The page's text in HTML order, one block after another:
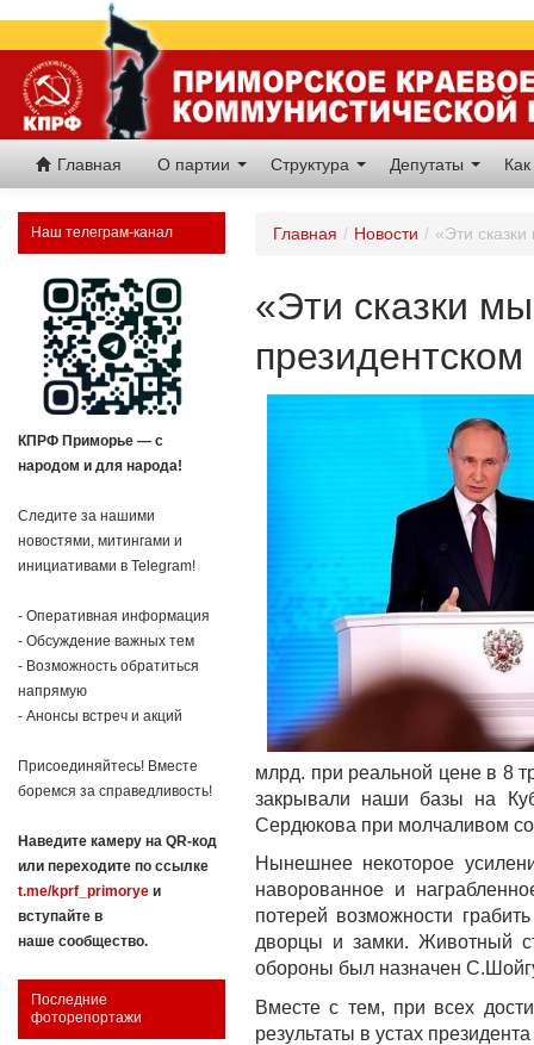
Главная О партии Структура Депутаты
Наш телеграм-канал
КПРФ Приморье — с
народом и для народа!
Следите за нашими
новостями, митингами и
инициативами в Telegram!
- Оперативная информация
- Обсуждение важных тем
- Возможность обратиться
напрямую
- Анонсы встреч и акций
Присоединяйтесь! Вместе
боремся за справедливость!
Наведите камеру на QR-код
или переходите по ссылке
t.me/kprf_primorye и
вступайте в
наше сообщество.
Последние
фоторепортажи
Главная / Новости / «Эти
«Эти сказки
млрд. при реальной цене в 8
закрывали наши базы на
Сердюкова при молчаливом
Нынешнее некоторое
наворованное и
потерей возможности
дворцы и замки. Животный
обороны был назначен
Вместе с тем, при всех
результаты в устах